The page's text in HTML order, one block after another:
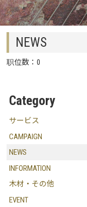
NEWS
职位数：0
Category
サービス
CAMPAIGN
NEWS
INFORMATION
木材・その他
EVENT